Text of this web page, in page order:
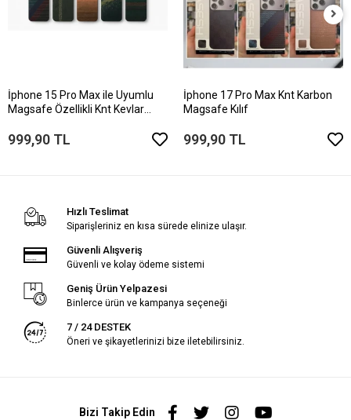
İphone 15 Pro Max ile Uyumlu
Magsafe Özellikli Knt Kevlar
999,90 TL
İphone 17 Pro Max Knt Karbon
Magsafe Kılıf
999,90 TL
Hızlı Teslimat
Siparişleriniz en kısa sürede elinize ulaşır.
Güvenli Alışveriş
Güvenli ve kolay ödeme sistemi
Geniş Ürün Yelpazesi
Binlerce ürün ve kampanya seçeneği
7 / 24 DESTEK
Öneri ve şikayetlerinizi bize iletebilirsiniz.
Bizi Takip Edin